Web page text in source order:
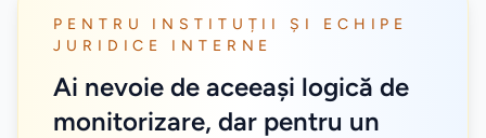
PENTRU INSTITUȚII ȘI ECHIPE
JURIDICE INTERNE
Ai nevoie de aceeași logică de
monitorizare, dar pentru un